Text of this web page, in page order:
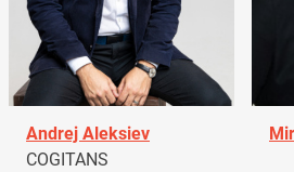
Andrej Aleksiev
COGITANS